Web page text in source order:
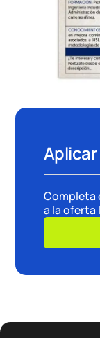
Completa
a la oferta